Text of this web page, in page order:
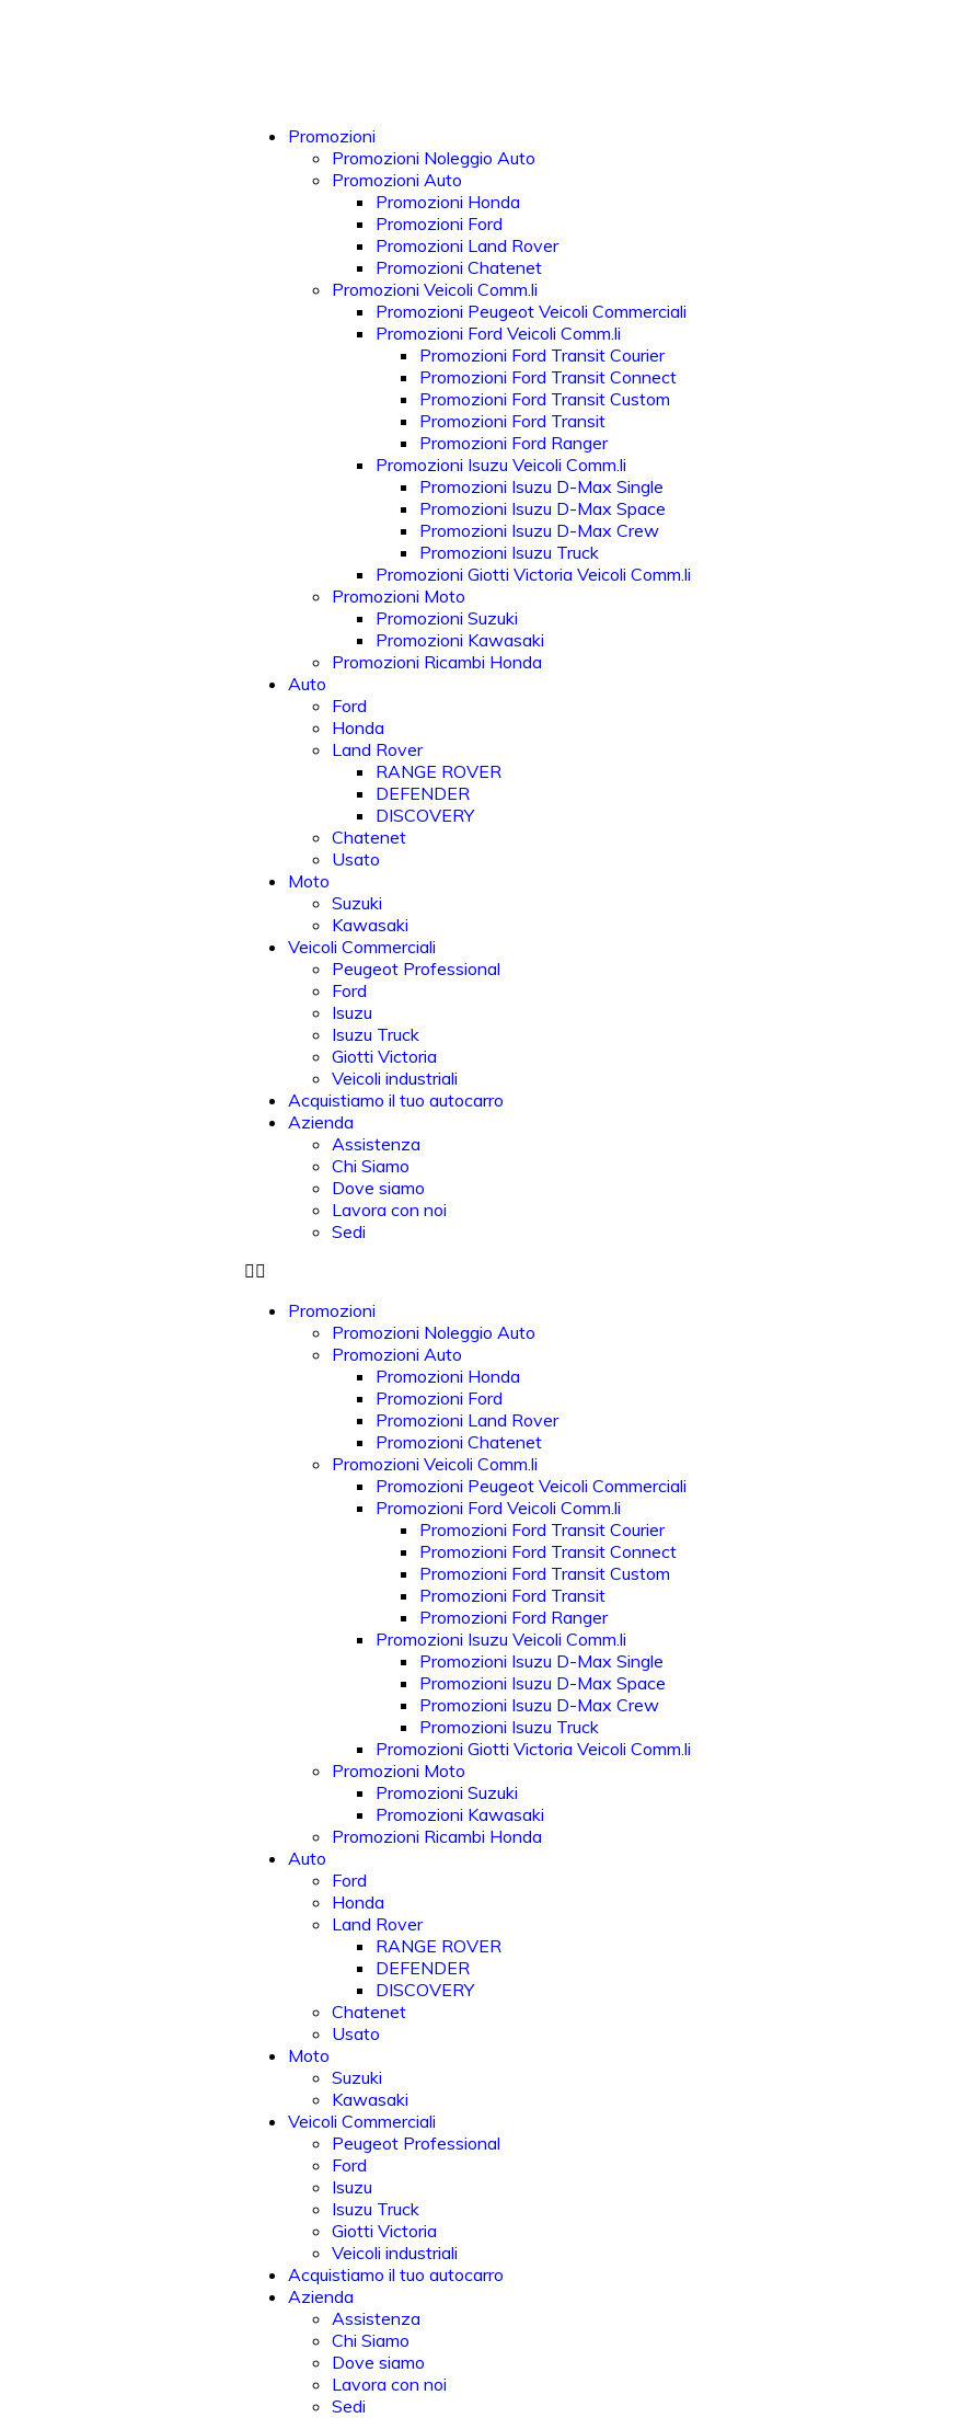
Promozioni
Promozioni Noleggio Auto
Promozioni Auto
Promozioni Honda
Promozioni Ford
Promozioni Land Rover
Promozioni Chatenet
Promozioni Veicoli Comm.li
Promozioni Peugeot Veicoli Commerciali
Promozioni Ford Veicoli Comm.li
Promozioni Ford Transit Courier
Promozioni Ford Transit Connect
Promozioni Ford Transit Custom
Promozioni Ford Transit
Promozioni Ford Ranger
Promozioni Isuzu Veicoli Comm.li
Promozioni Isuzu D-Max Single
Promozioni Isuzu D-Max Space
Promozioni Isuzu D-Max Crew
Promozioni Isuzu Truck
Promozioni Giotti Victoria Veicoli Comm.li
Promozioni Moto
Promozioni Suzuki
Promozioni Kawasaki
Promozioni Ricambi Honda
Auto
Ford
Honda
Land Rover
RANGE ROVER
DEFENDER
DISCOVERY
Chatenet
Usato
Moto
Suzuki
Kawasaki
Veicoli Commerciali
Peugeot Professional
Ford
Isuzu
Isuzu Truck
Giotti Victoria
Veicoli industriali
Acquistiamo il tuo autocarro
Azienda
Assistenza
Chi Siamo
Dove siamo
Lavora con noi
Sedi
Promozioni
Promozioni Noleggio Auto
Promozioni Auto
Promozioni Honda
Promozioni Ford
Promozioni Land Rover
Promozioni Chatenet
Promozioni Veicoli Comm.li
Promozioni Peugeot Veicoli Commerciali
Promozioni Ford Veicoli Comm.li
Promozioni Ford Transit Courier
Promozioni Ford Transit Connect
Promozioni Ford Transit Custom
Promozioni Ford Transit
Promozioni Ford Ranger
Promozioni Isuzu Veicoli Comm.li
Promozioni Isuzu D-Max Single
Promozioni Isuzu D-Max Space
Promozioni Isuzu D-Max Crew
Promozioni Isuzu Truck
Promozioni Giotti Victoria Veicoli Comm.li
Promozioni Moto
Promozioni Suzuki
Promozioni Kawasaki
Promozioni Ricambi Honda
Auto
Ford
Honda
Land Rover
RANGE ROVER
DEFENDER
DISCOVERY
Chatenet
Usato
Moto
Suzuki
Kawasaki
Veicoli Commerciali
Peugeot Professional
Ford
Isuzu
Isuzu Truck
Giotti Victoria
Veicoli industriali
Acquistiamo il tuo autocarro
Azienda
Assistenza
Chi Siamo
Dove siamo
Lavora con noi
Sedi